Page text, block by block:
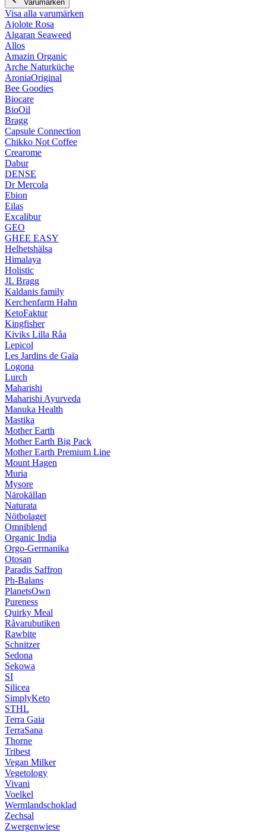
Varumärken
Visa alla varumärken
Ajolote Rosa
Algaran Seaweed
Allos
Amazin Organic
Arche Naturküche
AroniaOriginal
Bee Goodies
Biocare
BioOil
Bragg
Capsule Connection
Chikko Not Coffee
Crearome
Dabur
DENSE
Dr Mercola
Ebion
Eilas
Excalibur
GEO
GHEE EASY
Helhetshälsa
Himalaya
Holistic
JL Bragg
Kaldanis family
Kerchenfarm Hahn
KetoFaktur
Kingfisher
Kiviks Lilla Råa
Lepicol
Les Jardins de Gaïa
Logona
Lurch
Maharishi
Maharishi Ayurveda
Manuka Health
Mastika
Mother Earth
Mother Earth Big Pack
Mother Earth Premium Line
Mount Hagen
Muria
Mysore
Närokällan
Naturata
Nötbolaget
Omniblend
Organic India
Orgo-Germanika
Otosan
Paradis Saffron
Ph-Balans
PlanetsOwn
Pureness
Quirky Meal
Råvarubutiken
Rawbite
Schnitzer
Sedona
Sekowa
SI
Silicea
SimplyKeto
STHL
Terra Gaia
TerraSana
Thorne
Tribest
Vegan Milker
Vegetology
Vivani
Voelkel
Wermlandschoklad
Zechsal
Zwergenwiese